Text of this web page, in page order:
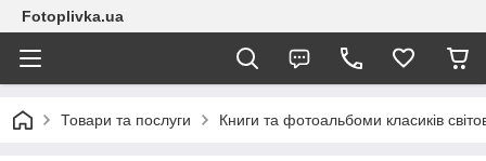
Fotoplivka.ua
Товари та послуги Книги та фотоальбоми класиків